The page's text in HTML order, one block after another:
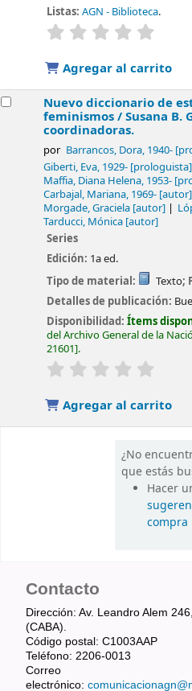
Listas: AGN - Biblioteca.
valoración
Agregar al carrito
Nuevo diccionario de
feminismos /Susana B.
coordinadoras.
por Barrancos, Dora, 1940-
Giberti, Eva, 1929- [prologuista]
Maffia, Diana Helena, 1953-
Carbajal, Mariana, 1969- [autor]
Morgade, Graciela [autor]
Tarducci, Mónica [autor]
Series
Edición: 1a ed.
Tipo de material:
Texto;
Detalles de publicación:
Disponibilidad:Ítems
del Archivo General de la
21601 .
valoración
Agregar al carrito
¿No
que estás
Hacer
compra
Contacto
Dirección: Av. Leandro Alem
(CABA).
Código postal: C1003AAP
Teléfono: 2206-0013
Correo
electrónico: